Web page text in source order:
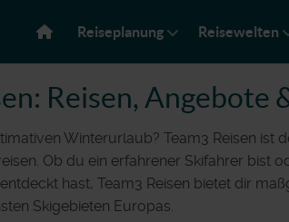
Reiseplanung Reisewelten
Reisen, Angebote
Winterurlaub? Team3 Reisen ist
Ob du ein erfahrener Skifahrer bist
hast, Team3 Reisen bietet dir
Skigebieten Europas.